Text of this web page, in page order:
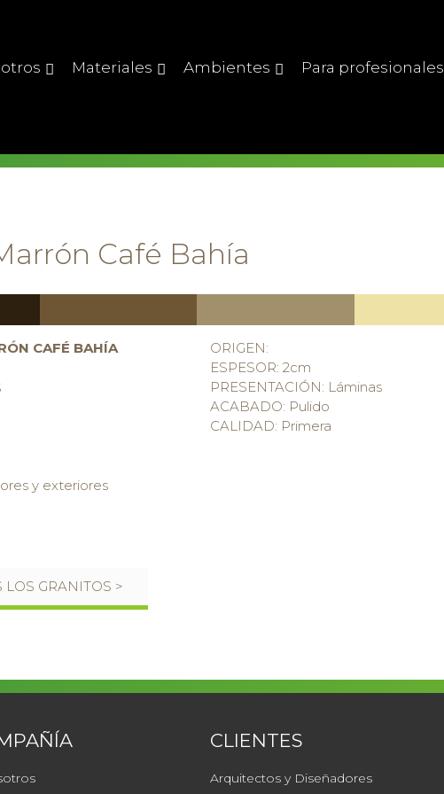
Materiales Ambientes Para profesionales
Café Bahía
CAFÉ BAHÍA
y exteriores
LOS GRANITOS >
ORIGEN:
ESPESOR: 2cm
PRESENTACIÓN: Láminas
ACABADO: Pulido
CALIDAD: Primera
CLIENTES
Arquitectos y Diseñadores